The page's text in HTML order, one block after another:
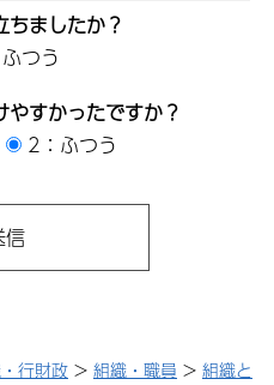
ちましたか？
つう
すかったですか？
2：ふつう
行財政 > 組織・職員 > 組織と